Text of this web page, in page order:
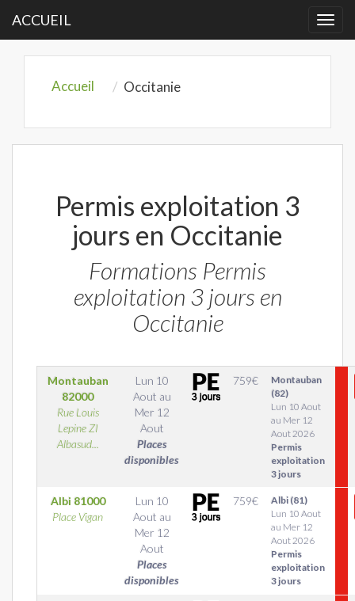
ACCUEIL
Accueil Occitanie
Permis exploitation 3
jours en Occitanie
Formations Permis
exploitation 3 jours en
Occitanie
Montauban
82000
Rue Louis
Lepine ZI
Albasud...
Lun 10
Aout au
Mer 12
Aout
Places
disponibles
759€
Montauban
(82)
Lun 10 Aout
au Mer 12
Aout 2026
Permis
exploitation
3 jours
Albi 81000
Place Vigan
Lun 10
Aout au
Mer 12
Aout
Places
disponibles
759€
Albi (81)
Lun 10 Aout
au Mer 12
Aout 2026
Permis
exploitation
3 jours